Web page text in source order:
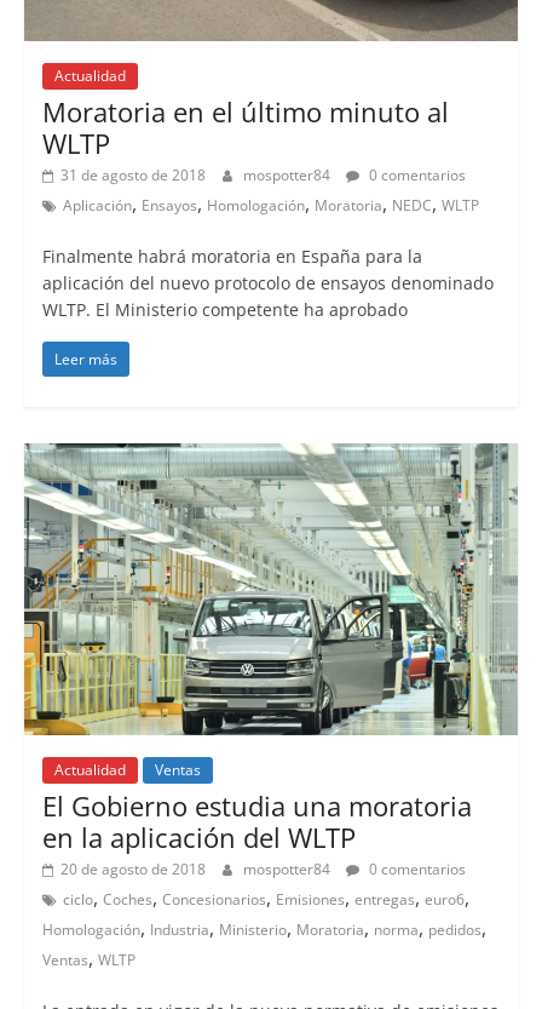
Actualidad
Moratoria en el último minuto al
WLTP
31 de agosto de 2018 mospotter84
0 comentarios
Aplicación, Ensayos, Homologación, Moratoria, NEDC, WLTP
Finalmente habrá moratoria en España para la
aplicación del nuevo protocolo de ensayos denominado
WLTP. El Ministerio competente ha aprobado
Leer más
Actualidad Ventas
El Gobierno estudia una moratoria
en la aplicación del WLTP
20 de agosto de 2018 mospotter84
0 comentarios
ciclo, Coches, Concesionarios, Emisiones, entregas, euro6,
Homologación, Industria, Ministerio, Moratoria, norma, pedidos,
Ventas, WLTP